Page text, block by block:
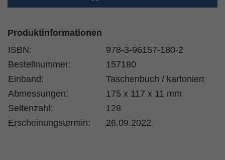
Produktinformationen
ISBN:
978-3-96157-180-2
Bestellnummer:
157180
Einband:
Taschenbuch / kartoniert
Abmessungen:
175 x 117 x 11 mm
Seitenzahl:
128
Erscheinungstermin:
26.09.2022